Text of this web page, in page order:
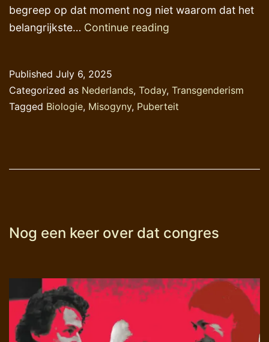
begreep op dat moment nog niet waarom dat het
belangrijkste… Continue reading
puberteit
Published July 6, 2025
Categorized as Nederlands, Today, Transgenderism
Tagged Biologie, Misogyny, Puberteit
Nog een keer over dat congres